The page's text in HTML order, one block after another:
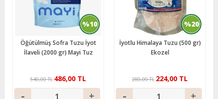
%10
Öğütülmüş Sofra Tuzu İyot
İlaveli (2000 gr) Mayi Tuz
486,00 TL
540,00 TL
%20
İyotlu Himalaya Tuzu (500 gr)
Ekozel
224,00 TL
280,00 TL